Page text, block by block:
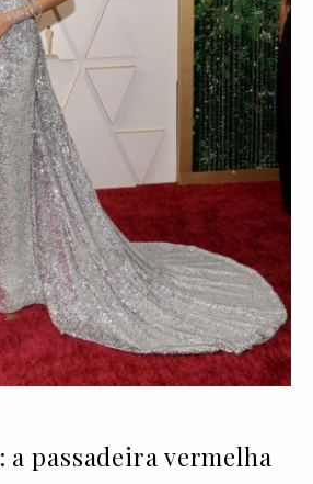
a passadeira vermelha